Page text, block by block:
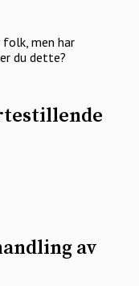
men har
du dette?
av